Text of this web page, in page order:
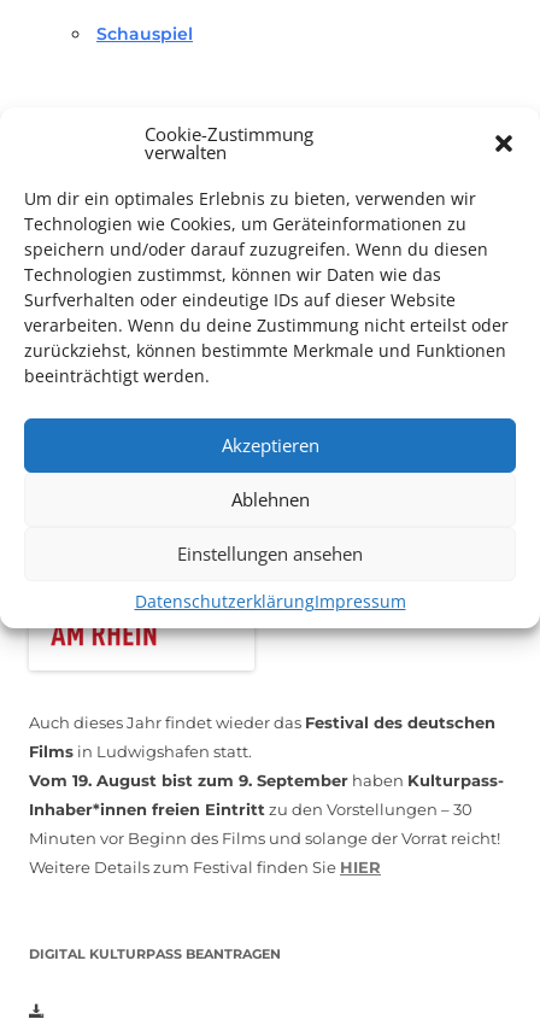
Cookie-Zustimmung
verwalten
Um dir ein optimales Erlebnis zu bieten, verwenden wir
Technologien wie Cookies, um Geräteinformationen zu
speichern und/oder darauf zuzugreifen. Wenn du diesen
Technologien zustimmst, können wir Daten wie das
Surfverhalten oder eindeutige IDs auf dieser Website
verarbeiten. Wenn du deine Zustimmung nicht erteilst oder
zurückziehst, können bestimmte Merkmale und Funktionen
beeinträchtigt werden.
Akzeptieren
Ablehnen
Einstellungen ansehen
DatenschutzerklärungImpressum
Schauspiel
TECHNIK SUPPORT GESUCHT!
Das Kulturparkett freut sich stets überehrenamtliche
Mithilfe im Bereich Technik. Sie haben Interesse? Dann
melden Sie sich unter info@kulturparkett-rhein-neckar.de
*KULTURTIPP SOMMERPAUSE: FESTIVAL DES DEUTSCHEN FILMS*
Auch dieses Jahr findet wieder das Festival des deutschen
Films in Ludwigshafen statt.
Vom 19. August bist zum 9. September haben Kulturpass-
Inhaber*innen freien Eintritt zu den Vorstellungen – 30
Minuten vor Beginn des Films und solange der Vorrat reicht!
Weitere Details zum Festival finden Sie HIER
DIGITAL KULTURPASS BEANTRAGEN